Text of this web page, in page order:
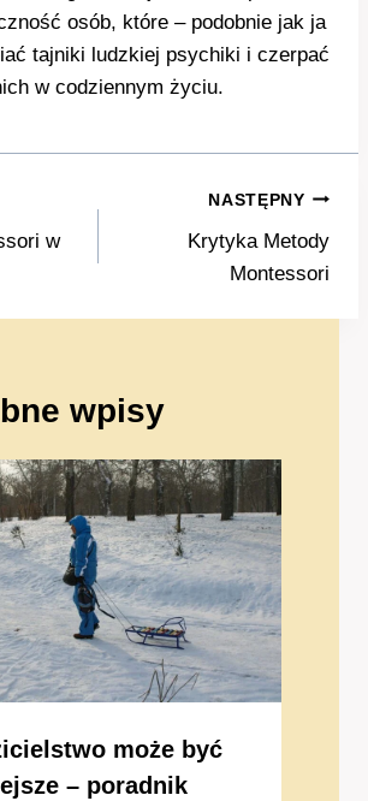
osób, które – podobnie jak ja
tajniki ludzkiej psychiki i czerpać
w codziennym życiu.
w
NASTĘPNY
Krytyka Metody
Montessori
wpisy
może być
– poradnik